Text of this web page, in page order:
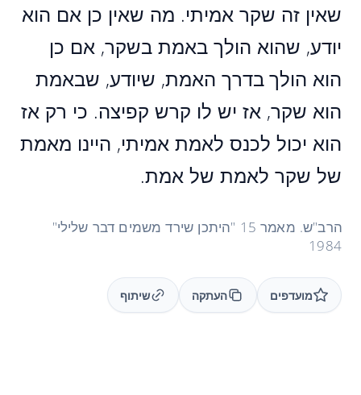
שאין זה שקר אמיתי. מה שאין כן אם הוא
יודע, שהוא הולך באמת בשקר, אם כן
הוא הולך בדרך האמת, שיודע, שבאמת
הוא שקר, אז יש לו קרש קפיצה. כי רק אז
הוא יכול לכנס לאמת אמיתי, היינו מאמת
של שקר לאמת של אמת.
הרב"ש. מאמר 15 "היתכן שירד משמים דבר שלילי"
1984
מועדפים העתקה שיתוף